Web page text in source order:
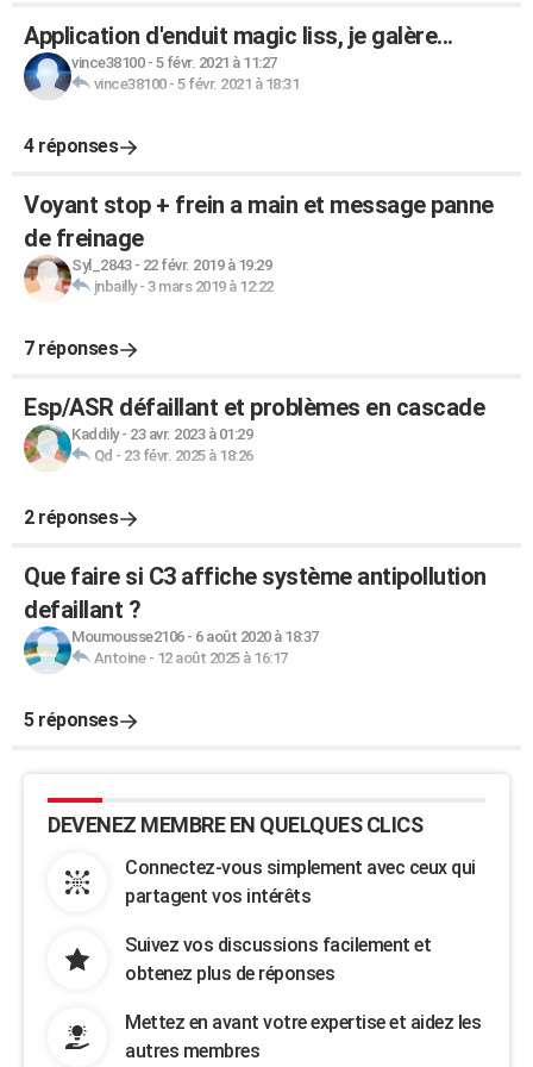
Application d'enduit magic liss, je galère...
vince38100- 5 févr. 2021 à 11:27
vince38100- 5 févr. 2021 à 18:31
4 réponses
Voyant stop + frein a main et message panne
de freinage
Syl_2843- 22 févr. 2019 à 19:29
jnbailly- 3 mars 2019 à 12:22
7 réponses
Esp/ASR défaillant et problèmes en cascade
Kaddily- 23 avr. 2023 à 01:29
Qd - 23 févr. 2025 à 18:26
2 réponses
Que faire si C3 affiche système antipollution
defaillant ?
Moumousse2106- 6 août 2020 à 18:37
Antoine- 12 août 2025 à 16:17
5 réponses
DEVENEZ MEMBRE EN QUELQUES CLICS
Connectez-vous simplement avec ceux qui
partagent vos intérêts
Suivez vos discussions facilement et
obtenez plus de réponses
Mettez en avant votre expertise et aidez les
autres membres